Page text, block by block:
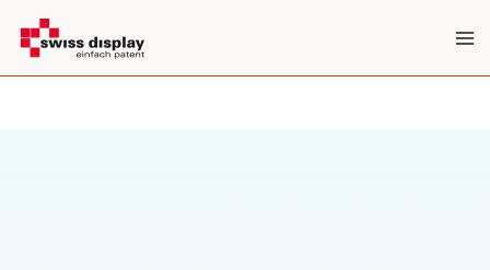
Inhalt
springen